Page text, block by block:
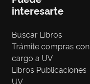
interesarte
Buscar Libros
Trámite compras con
cargo a UV
Libros Publicaciones
UV